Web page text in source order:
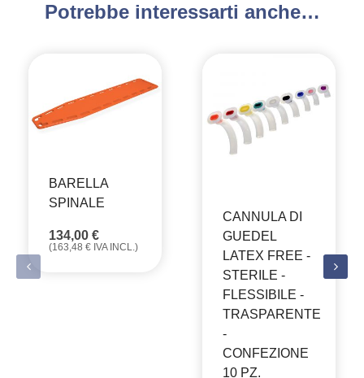
Potrebbe interessarti anche…
BARELLA
SPINALE
134,00 €
(163,48 € IVA INCL.)
CANNULA DI
GUEDEL
LATEX FREE -
STERILE -
FLESSIBILE -
TRASPARENTE
-
CONFEZIONE
10 PZ.